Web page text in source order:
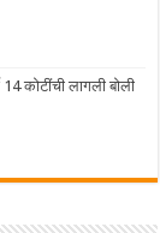
कोटींची लागली बोली